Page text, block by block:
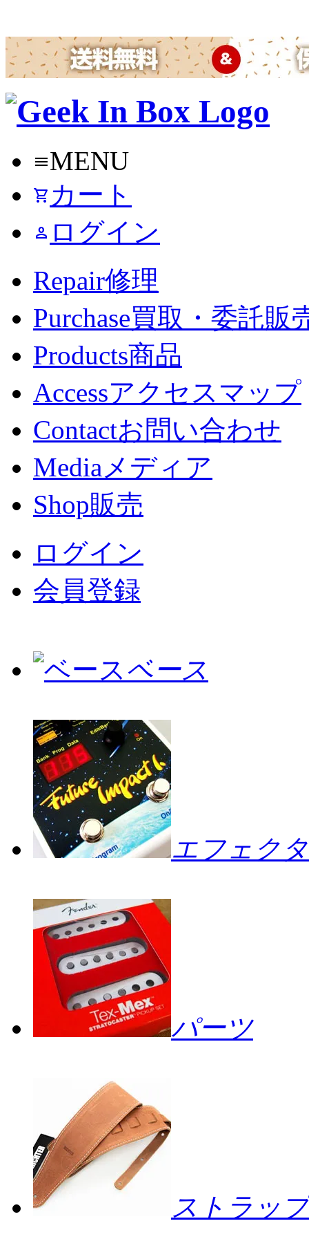
menuMENU
shopping_cart カート
person ログイン
Repair修理
Purchase買取・委託販
Products商品
Accessアクセスマップ
Contactお問い合わせ
Mediaメディア
Shop販売
ログイン
会員登録
ベース
エフェク
パーツ
ストラップ